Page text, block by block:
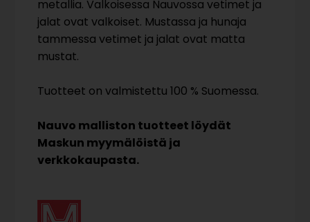
metallia. Valkoisessa Nauvossa vetimet ja
jalat ovat valkoiset. Mustassa ja hunaja
tammessa vetimet ja jalat ovat matta
mustat.
Tuotteet on valmistettu 100 % Suomessa.
Nauvo malliston tuotteet löydät
Maskun myymälöistä ja
verkkokaupasta.